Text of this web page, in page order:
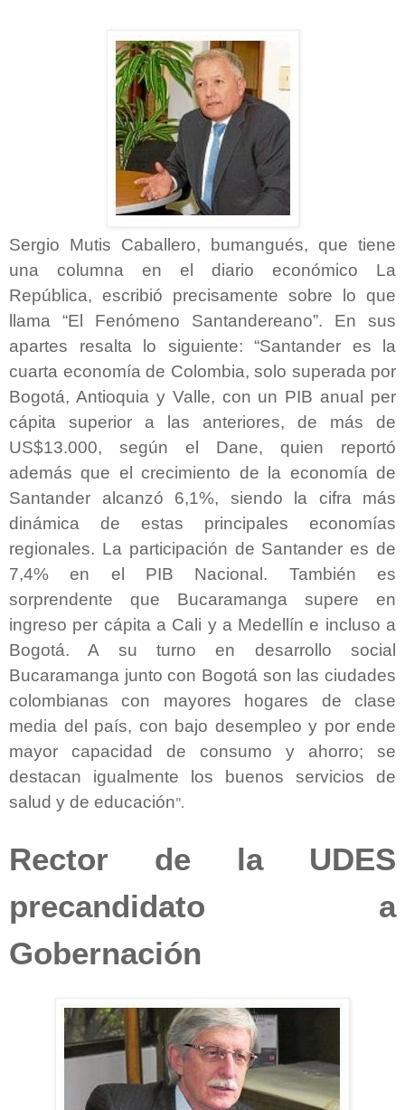
Sergio Mutis Caballero,
bumangués, que tiene
una columna en el diario económico La
República, escribió precisamente sobre lo que
llama “El Fenómeno Santandereano”. En sus
apartes resalta lo siguiente: “Santander es la
cuarta economía de Colombia, solo superada por
Bogotá, Antioquia y Valle, con un PIB anual per
cápita superior a las anteriores, de más de
US$13.000, según el Dane, quien reportó
además que el crecimiento de la economía de
Santander alcanzó 6,1%, siendo la cifra más
dinámica de estas principales economías
regionales. La participación de Santander es de
7,4% en el PIB Nacional. También es
sorprendente que Bucaramanga supere en
ingreso per cápita a Cali y a Medellín e incluso a
Bogotá. A su turno en desarrollo social
Bucaramanga junto con Bogotá son las ciudades
colombianas con mayores hogares de clase
media del país, con bajo desempleo y por ende
mayor capacidad de consumo y ahorro; se
destacan igualmente los buenos servicios de
salud y de educación".
Rector de la UDES
precandidato a
Gobernación